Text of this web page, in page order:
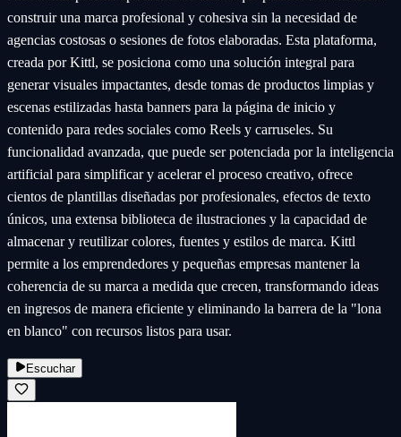
construir una marca profesional y cohesiva sin la necesidad de
agencias costosas o sesiones de fotos elaboradas. Esta plataforma,
creada por Kittl, se posiciona como una solución integral para
generar visuales impactantes, desde tomas de productos limpias y
escenas estilizadas hasta banners para la página de inicio y
contenido para redes sociales como Reels y carruseles. Su
funcionalidad avanzada, que puede ser potenciada por la inteligencia
artificial para simplificar y acelerar el proceso creativo, ofrece
cientos de plantillas diseñadas por profesionales, efectos de texto
únicos, una extensa biblioteca de ilustraciones y la capacidad de
almacenar y reutilizar colores, fuentes y estilos de marca. Kittl
permite a los emprendedores y pequeñas empresas mantener la
coherencia de su marca a medida que crecen, transformando ideas
en ingresos de manera eficiente y eliminando la barrera de la "lona
en blanco" con recursos listos para usar.
Escuchar